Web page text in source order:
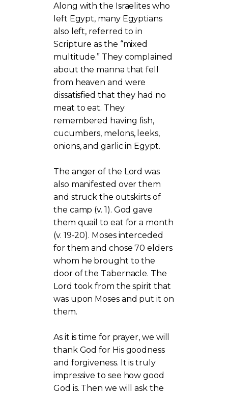
Along with the Israelites who
left Egypt, many Egyptians
also left, referred to in
Scripture as the “mixed
multitude.” They complained
about the manna that fell
from heaven and were
dissatisfied that they had no
meat to eat. They
remembered having fish,
cucumbers, melons, leeks,
onions, and garlic in Egypt.
The anger of the Lord was
also manifested over them
and struck the outskirts of
the camp (v. 1). God gave
them quail to eat for a month
(v. 19-20). Moses interceded
for them and chose 70 elders
whom he brought to the
door of the Tabernacle. The
Lord took from the spirit that
was upon Moses and put it on
them.
As it is time for prayer, we will
thank God for His goodness
and forgiveness. It is truly
impressive to see how good
God is. Then we will ask the